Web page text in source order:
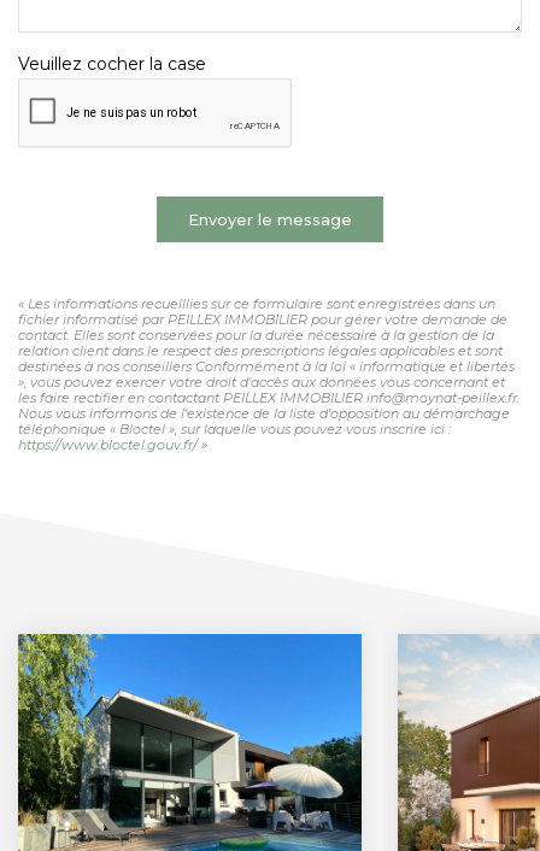
Veuillez cocher la case
Envoyer le message
« Les informations recueillies sur ce formulaire sont enregistrées dans un
fichier informatisé par PEILLEX IMMOBILIER pour gérer votre demande de
contact. Elles sont conservées pour la durée nécessaire à la gestion de la
relation client dans le respect des prescriptions légales applicables et sont
destinées à nos conseillers Conformément à la loi « informatique et libertés
», vous pouvez exercer votre droit d'accès aux données vous concernant et
les faire rectifier en contactant PEILLEX IMMOBILIER info@moynat-peillex.fr.
Nous vous informons de l'existence de la liste d'opposition au démarchage
téléphonique « Bloctel », sur laquelle vous pouvez vous inscrire ici :
https://www.bloctel.gouv.fr/»